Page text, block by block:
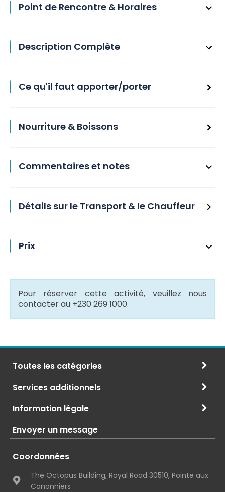
Point de Rencontre & Horaires
Description Complète
Ce qu'il faut apporter/porter
Nourriture & Boissons
Commentaires et notes
Détails sur le Transport & le Chauffeur
Prix
Pour réserver cette activité, veuillez nous
contacter au +230 269 1000.
Toutes les catégories
Services additionnels
Information légale
Envoyer un message
Coordonnées
The Octopus Building, Royal Road 30510, Pointe aux
Canonniers